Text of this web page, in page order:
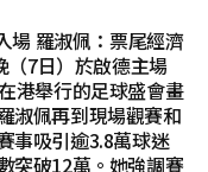
場 羅淑佩：票尾經濟
7日）於啟德主場
港舉行的足球盛會畫
淑佩再到現場觀賽和
事吸引逾3.8萬球迷
突破12萬。她強調賽